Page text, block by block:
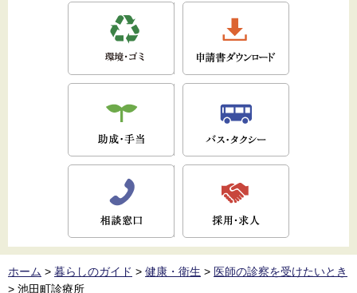
ホーム > 暮らしのガイド > 健康・衛生 > 医師の診察を受けたいとき
> 池田町診療所